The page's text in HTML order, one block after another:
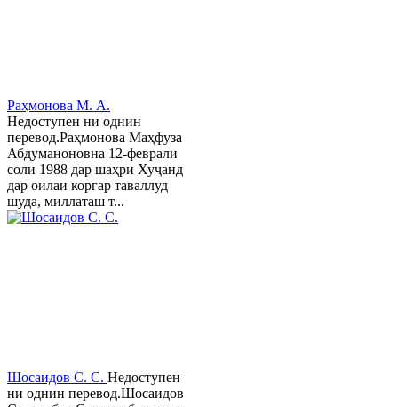
Раҳмонова М. А.
Недоступен ни однин
перевод.Раҳмонова Маҳфуза
Абдуманоновна 12-феврали
соли 1988 дар шаҳри Хуҷанд
дар оилаи коргар таваллуд
шуда, миллаташ т...
Шосаидов С. С. Недоступен
ни однин перевод.Шосаидов